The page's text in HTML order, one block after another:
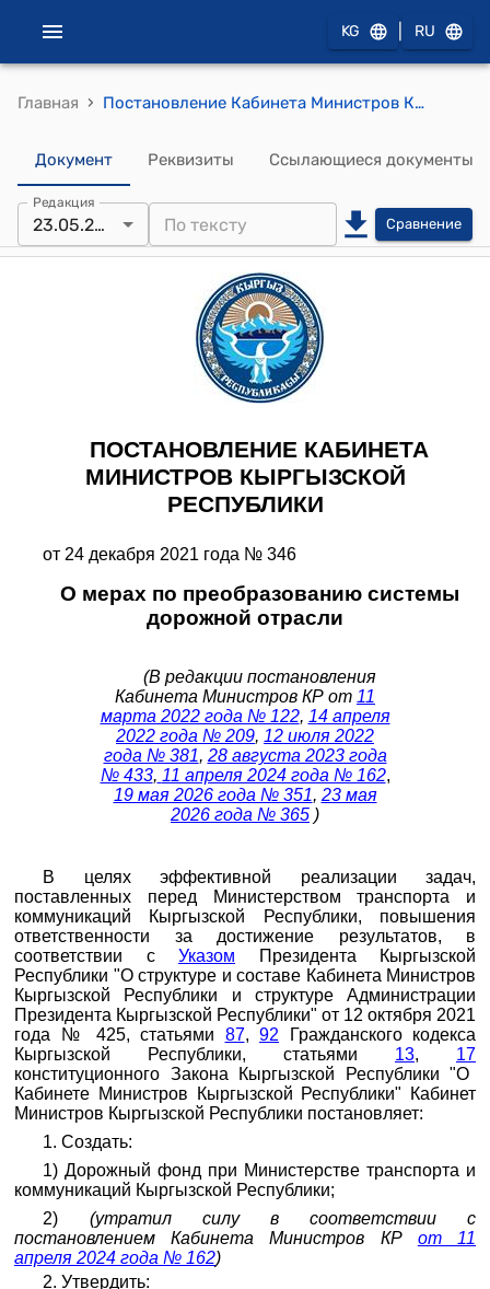
KG RU
Главная › Постановление Кабинета Министров КР от 24 декабря 2021 года № 346 "О мерах по преобразованию системы дорожной отрасли"
Документ Реквизиты Ссылающиеся документы
Редакция
23.05.2026 Сравнение